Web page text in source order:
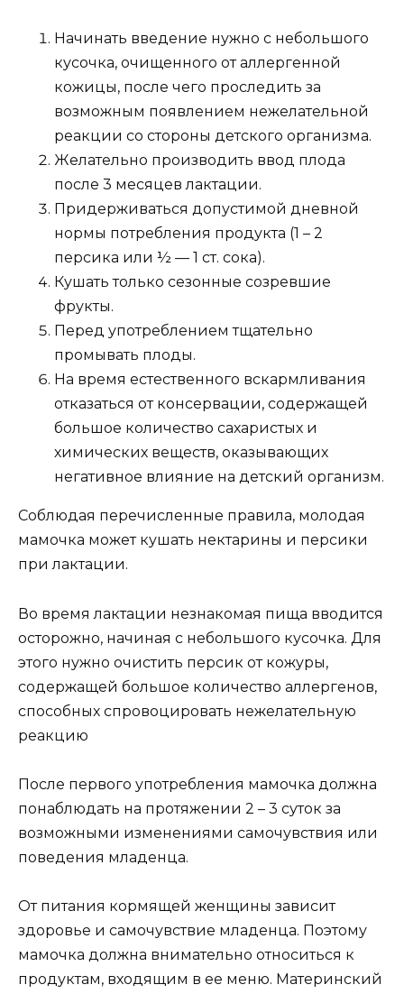
Начинать введение нужно с небольшого
кусочка, очищенного от аллергенной
кожицы, после чего проследить за
возможным появлением нежелательной
реакции со стороны детского организма.
Желательно производить ввод плода
после 3 месяцев лактации.
Придерживаться допустимой дневной
нормы потребления продукта (1 – 2
персика или ½ — 1 ст. сока).
Кушать только сезонные созревшие
фрукты.
Перед употреблением тщательно
промывать плоды.
На время естественного вскармливания
отказаться от консервации, содержащей
большое количество сахаристых и
химических веществ, оказывающих
негативное влияние на детский организм.
Соблюдая перечисленные правила, молодая
мамочка может кушать нектарины и персики
при лактации.
Во время лактации незнакомая пища вводится
осторожно, начиная с небольшого кусочка. Для
этого нужно очистить персик от кожуры,
содержащей большое количество аллергенов,
способных спровоцировать нежелательную
реакцию
После первого употребления мамочка должна
понаблюдать на протяжении 2 – 3 суток за
возможными изменениями самочувствия или
поведения младенца.
От питания кормящей женщины зависит
здоровье и самочувствие младенца. Поэтому
мамочка должна внимательно относиться к
продуктам, входящим в ее меню. Материнский